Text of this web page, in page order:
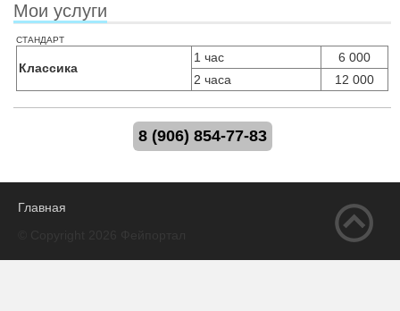
Мои услуги
стандарт
Классика
1 час
6 000
2 часа
12 000
8 (906) 854-77-83
Главная